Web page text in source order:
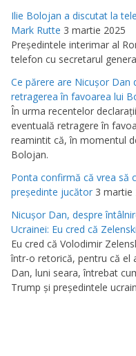
Ilie Bolojan a discutat la
Mark Rutte 3 martie 2025
Preşedintele interimar al
telefon cu secretarul
Ce părere are Nicuşor Dan
retragerea în favoarea lui
În urma recentelor
eventuală retragere în
reamintit că, în momentul
Bolojan.
Ponta confirmă că vrea să
preşedinte jucător 3 martie
Nicuşor Dan, despre
Ucrainei: Eu cred că
Eu cred că Volodimir
într-o retorică, pentru că el
Dan, luni seara, întrebat
Trump şi preşedintele